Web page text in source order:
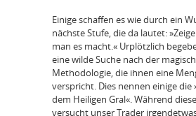
Einige schaffen es wie durch ein
nächste Stufe, die da lautet:
man es macht.« Urplötzlich
eine wilde Suche nach der
Methodologie, die ihnen eine
verspricht. Dies nennen einige die
dem Heiligen Gral«. Während
versucht unser Trader